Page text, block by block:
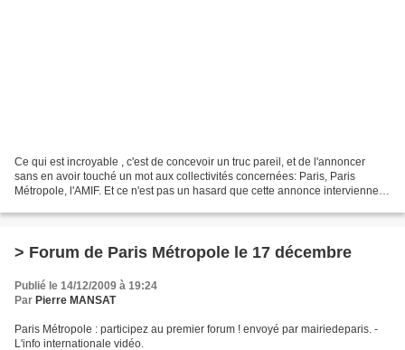
Ce qui est incroyable , c'est de concevoir un truc pareil, et de l'annoncer
sans en avoir touché un mot aux collectivités concernées: Paris, Paris
Métropole, l'AMIF. Et ce n'est pas un hasard que cette annonce intervienne la
> Forum de Paris Métropole le 17 décembre
Publié le 14/12/2009 à 19:24
Par Pierre MANSAT
Paris Métropole : participez au premier forum ! envoyé par mairiedeparis. -
L'info internationale vidéo.